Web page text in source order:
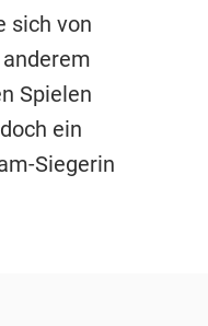
sich von
Spielen
ein
Siegerin